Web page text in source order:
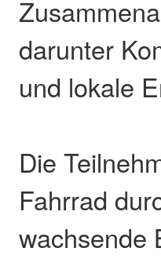
darunter
und lokale
Die
Fahrrad
wachsende